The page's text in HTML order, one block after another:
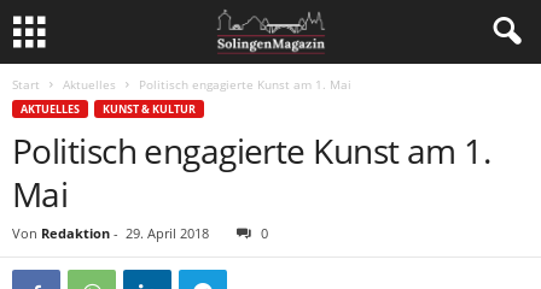
Start Aktuelles Politisch engagierte Kunst am 1. Mai
AKTUELLES KUNST & KULTUR
Politisch engagierte Kunst am 1.
Mai
Von Redaktion - 29. April 2018 0